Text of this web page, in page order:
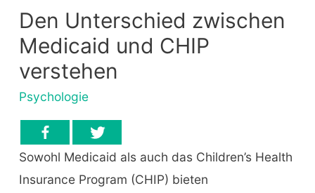
Den Unterschied zwischen
Medicaid und CHIP
verstehen
Psychologie
Sowohl Medicaid als auch das Children’s Health
Insurance Program (CHIP) bieten